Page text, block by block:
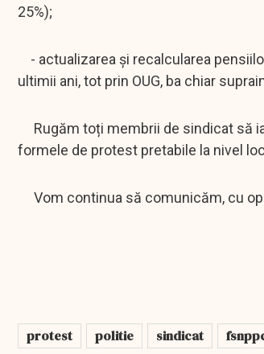
25%);
- actualizarea și recalcularea
ultimii ani, tot prin OUG, ba chiar
Rugăm toți membrii de sindicat să
formele de protest pretabile la nivel
Vom continua să comunicăm, cu
protest politie sindicat